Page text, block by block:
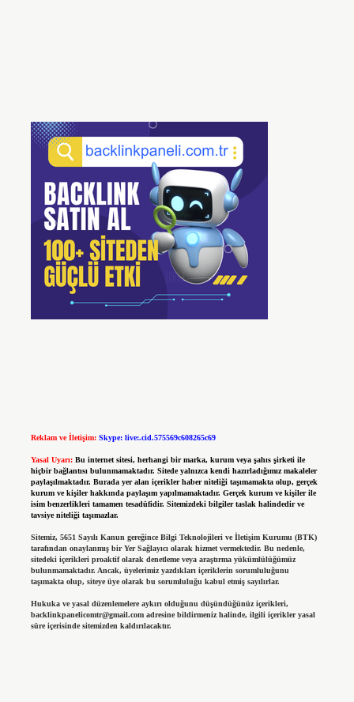
Reklam ve İletişim: Skype: live:.cid.575569c608265c69
Yasal Uyarı: Bu internet sitesi, herhangi bir marka, kurum veya şahıs şirketi ile
hiçbir bağlantısı bulunmamaktadır. Sitede yalnızca kendi hazırladığımız makaleler
paylaşılmaktadır. Burada yer alan içerikler haber niteliği taşımamakta olup, gerçek
kurum ve kişiler hakkında paylaşım yapılmamaktadır. Gerçek kurum ve kişiler ile
isim benzerlikleri tamamen tesadüfidir. Sitemizdeki bilgiler taslak halindedir ve
tavsiye niteliği taşımazlar.
Sitemiz, 5651 Sayılı Kanun gereğince Bilgi Teknolojileri ve İletişim Kurumu (BTK)
tarafından onaylanmış bir Yer Sağlayıcı olarak hizmet vermektedir. Bu nedenle,
sitedeki içerikleri proaktif olarak denetleme veya araştırma yükümlülüğümüz
bulunmamaktadır. Ancak, üyelerimiz yazdıkları içeriklerin sorumluluğunu
taşımakta olup, siteye üye olarak bu sorumluluğu kabul etmiş sayılırlar.
Hukuka ve yasal düzenlemelere aykırı olduğunu düşündüğünüz içerikleri,
backlinkpanelicomtr@gmail.comadresine bildirmeniz halinde, ilgili içerikler yasal
süre içerisinde sitemizden kaldırılacaktır.